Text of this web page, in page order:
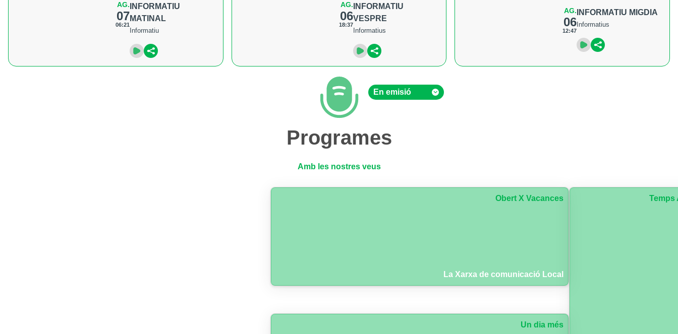
AG.
07
06:21
INFORMATIU
MATINAL
Informatiu
AG.
06
18:37
INFORMATIU
VESPRE
Informatius
AG.
06
12:47
INFORMATIU MIGDIA
Informatius
Programes
Amb les nostres veus
En emisió
Hemeroteca
Obert X Vacances
La Xarxa de comunicació Local
Un dia més
Temps